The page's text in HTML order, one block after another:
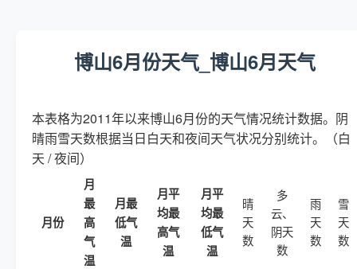
博山6月份天气_博山6月天气
本表格为2011年以来博山6月份的天气情况统计数据。阴
晴雨雪天数根据当日白天和夜间天气状况分别统计。（白
天 / 夜间）
月份
月
最
高
气
温
月最
低气
温
月平
均最
高气
温
月平
均最
低气
温
晴
天
数
多
云、
阴天
数
雨
天
数
雪
天
数